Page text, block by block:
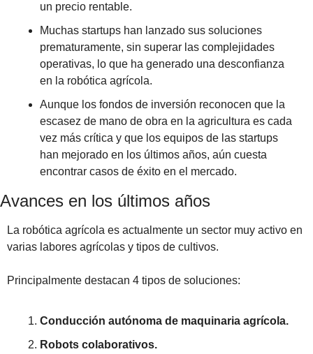
un precio rentable.
Muchas startups han lanzado sus soluciones
prematuramente, sin superar las complejidades
operativas, lo que ha generado una desconfianza
en la robótica agrícola.
Aunque los fondos de inversión reconocen que la
escasez de mano de obra en la agricultura es cada
vez más crítica y que los equipos de las startups
han mejorado en los últimos años, aún cuesta
encontrar casos de éxito en el mercado.
Avances en los últimos años
La robótica agrícola es actualmente un sector muy activo en
varias labores agrícolas y tipos de cultivos.
Principalmente destacan 4 tipos de soluciones:
Conducción autónoma de maquinaria agrícola.
Robots colaborativos.